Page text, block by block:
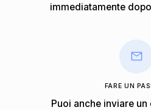
immediatamente
FARE UN
Puoi anche inviare